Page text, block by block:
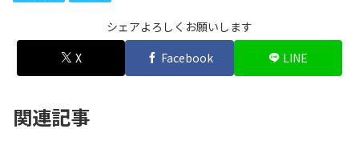
シェアよろしくお願いします
X
Facebook LINE
関連記事